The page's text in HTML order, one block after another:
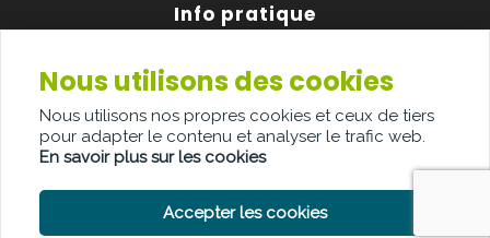
Info pratique
Qui sommes-nous?
Publicité
Contact
Nous utilisons des cookies
Nous utilisons nos propres cookies et ceux de tiers
pour adapter le contenu et analyser le trafic web.
En savoir plus sur les cookies
Accepter les cookies